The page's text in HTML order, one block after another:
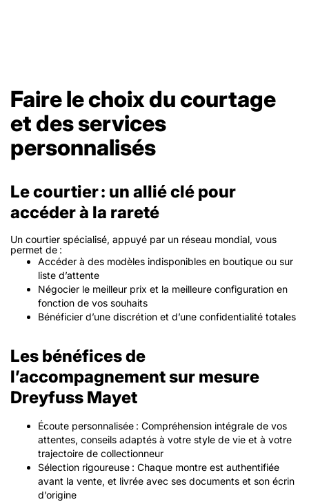
Faire le choix du courtage
et des services
personnalisés
Le courtier : un allié clé pour
accéder à la rareté
Un courtier spécialisé, appuyé par un réseau mondial, vous
permet de :
Accéder à des modèles indisponibles en boutique ou sur
liste d’attente
Négocier le meilleur prix et la meilleure configuration en
fonction de vos souhaits
Bénéficier d’une discrétion et d’une confidentialité totales
Les bénéfices de
l’accompagnement sur mesure
Dreyfuss Mayet
Écoute personnalisée : Compréhension intégrale de vos
attentes, conseils adaptés à votre style de vie et à votre
trajectoire de collectionneur
Sélection rigoureuse : Chaque montre est authentifiée
avant la vente, et livrée avec ses documents et son écrin
d’origine